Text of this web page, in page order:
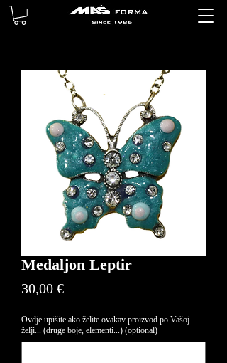
Medaljon Leptir
30,00 €Price
Ovdje upišite ako želite ovakav proizvod po Vašoj
želji... (druge boje, elementi...) (optional)